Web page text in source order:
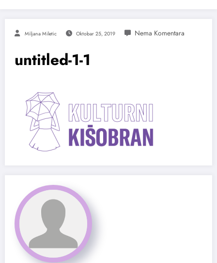
Miljana Miletic Oktobar 25, 2019
untitled-1-1